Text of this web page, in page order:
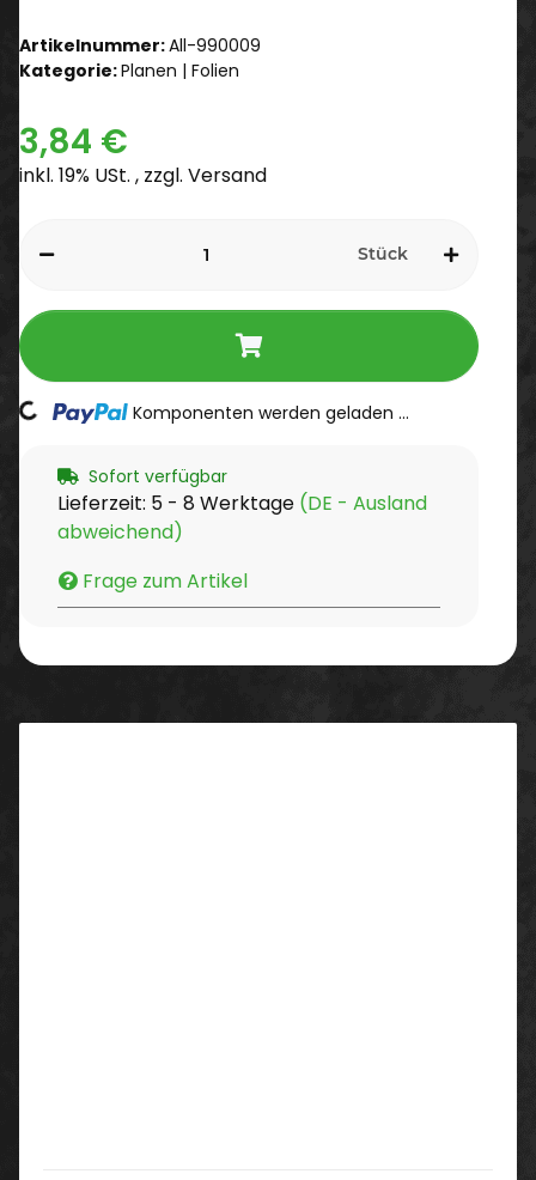
Artikelnummer:All-990009
Kategorie:Planen | Folien
3,84 €
inkl. 19% USt. , zzgl. Versand
Stück
Komponenten werden geladen ...
Sofort verfügbar
Lieferzeit: 5 - 8 Werktage (DE - Ausland
abweichend)
Frage zum Artikel